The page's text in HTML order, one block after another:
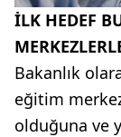
İLK HEDEF
Bakanlık
eğitim
olduğuna ve